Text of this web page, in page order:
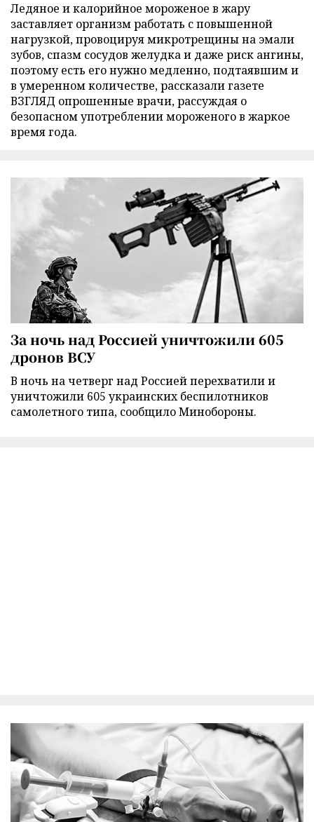
Ледяное и калорийное мороженое в жару
заставляет организм работать с повышенной
нагрузкой, провоцируя микротрещины на эмали
зубов, спазм сосудов желудка и даже риск ангины,
поэтому есть его нужно медленно, подтаявшим и
в умеренном количестве, рассказали газете
ВЗГЛЯД опрошенные врачи, рассуждая о
безопасном употреблении мороженого в жаркое
время года.
За ночь над Россией уничтожили 605
дронов ВСУ
В ночь на четверг над Россией перехватили и
уничтожили 605 украинских беспилотников
самолетного типа, сообщило Минобороны.